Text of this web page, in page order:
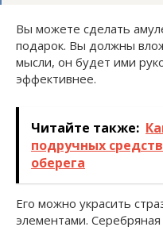
Вы можете сделать
подарок. Вы должны
мысли, он будет ими
эффективнее.
Читайте также:
подручных
оберега
Его можно украсить
элементами. Серебряная